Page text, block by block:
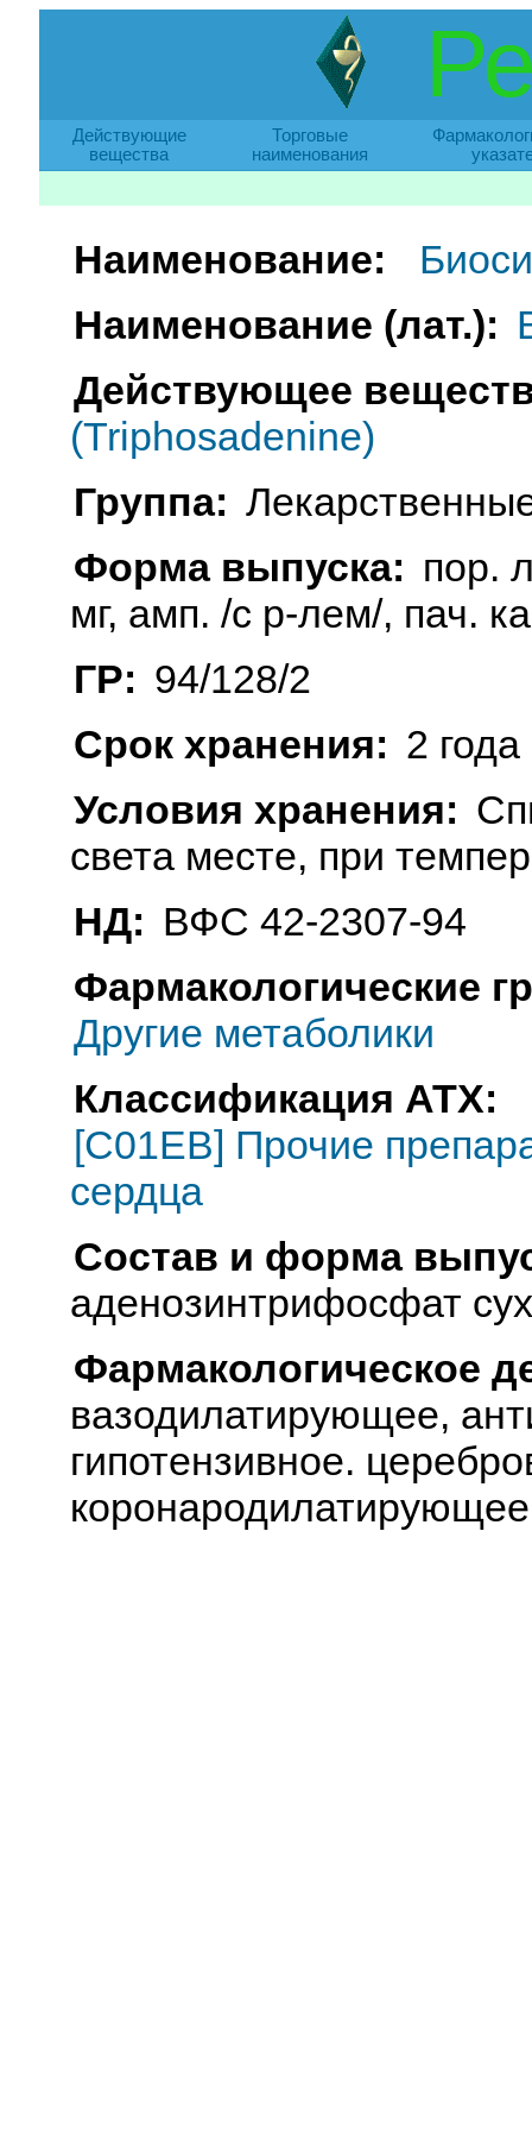
Действующие
вещества
Торговые
наименования
Наименование:
Наименование (лат.):
Действующее
(Triphosadenine)
Группа:
Форма выпуска: пор.
мг, амп. /с р-лем/, пач.
ГР: 94/128/2
Срок хранения: 2 года
Условия хранения:
света месте, при
НД: ВФС 42-2307-94
Фармакологические
Другие метаболики
Классификация АТХ:
[C01EB] Прочие
сердца
Состав и форма
аденозинтрифосфат
Фармакологическое
вазодилатирующее,
гипотензивное.
коронародилатирующее